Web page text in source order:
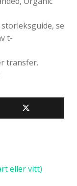
storleksguide, se
t-
transfer.